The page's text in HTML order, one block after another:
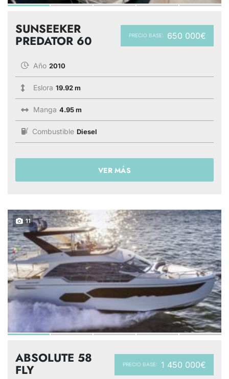
PRECIO BASE: 650 000€
SUNSEEKER
PREDATOR 60
Año 2010
Eslora 19.92 m
Manga 4.95 m
Combustible Diesel
VER MÁS
11
PRECIO BASE: 1 450 000€
ABSOLUTE 58
FLY